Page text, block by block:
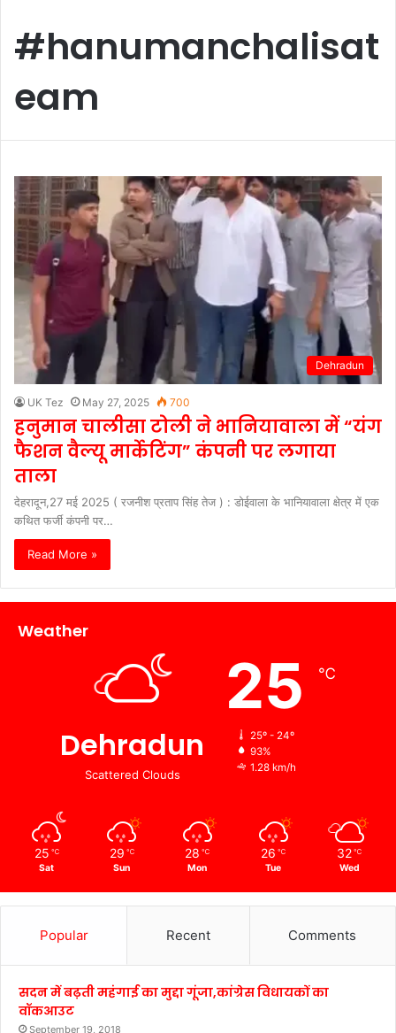
#hanumanchalisat
eam
Dehradun
UK Tez May 27, 2025 700
हनुमान चालीसा टोली ने भानियावाला में “यंग
फैशन वैल्यू मार्केटिंग” कंपनी पर लगाया
ताला
देहरादून,27 मई 2025 ( रजनीश प्रताप सिंह तेज ) : डोईवाला के भानियावाला क्षेत्र में एक
कथित फर्जी कंपनी पर…
Read More »
Weather
Dehradun
Scattered Clouds
25 ℃
25º - 24º
93%
1.28 km/h
25 ℃
Sat
29 ℃
Sun
28 ℃
Mon
26 ℃
Tue
32 ℃
Wed
Popular Recent Comments
सदन में बढ़ती महंगाई का मुद्दा गूंजा,कांग्रेस विधायकों का
वॉकआउट
September 19, 2018